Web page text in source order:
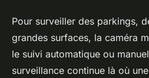
Pour surveiller des parkings,
grandes surfaces, la caméra
le suivi automatique ou
surveillance continue là où